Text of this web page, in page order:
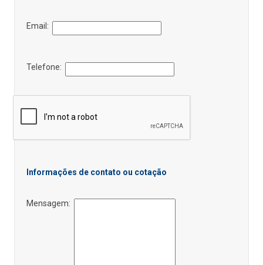
Email:
Telefone:
Informações de contato ou cotação
Mensagem: